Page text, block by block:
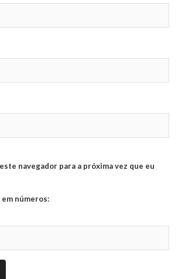
navegador para a próxima vez que eu
números: